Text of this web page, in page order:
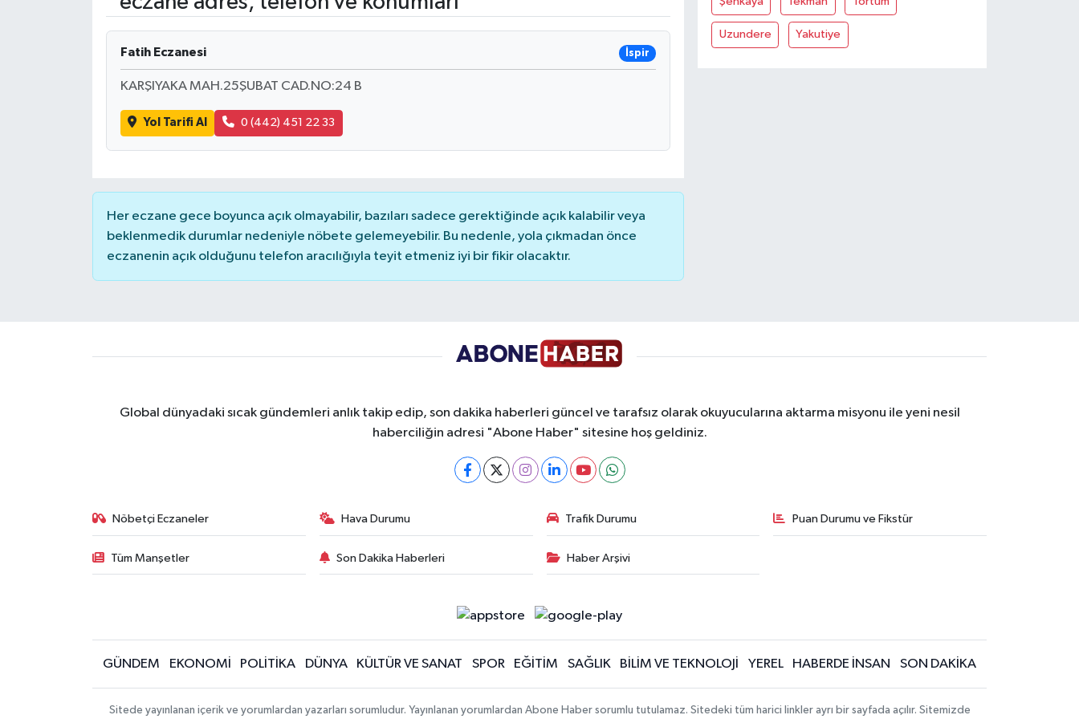
Fatih Eczanesi İspir
KARŞIYAKA MAH.25ŞUBAT CAD.NO:24 B
Yol Tarifi Al 0 (442) 451 22 33
Her eczane gece boyunca açık olmayabilir, bazıları sadece gerektiğinde açık kalabilir veya
beklenmedik durumlar nedeniyle nöbete gelemeyebilir. Bu nedenle, yola çıkmadan önce
eczanenin açık olduğunu telefon aracılığıyla teyit etmeniz iyi bir fikir olacaktır.
Uzundere Yakutiye
Global dünyadaki sıcak gündemleri anlık takip edip, son dakika haberleri güncel ve tarafsız olarak okuyucularına aktarma misyonu ile yeni nesil
haberciliğin adresi "Abone Haber" sitesine hoş geldiniz.
Nöbetçi Eczaneler Hava Durumu Trafik Durumu Puan Durumu ve Fikstür
Tüm Manşetler Son Dakika Haberleri Haber Arşivi
GÜNDEM EKONOMİ POLİTİKA DÜNYA KÜLTÜR VE SANAT SPOR EĞİTİM SAĞLIK BİLİM VE TEKNOLOJİ YEREL HABERDE İNSAN SON DAKİKA
Sitede yayınlanan içerik ve yorumlardan yazarları sorumludur. Yayınlanan yorumlardan Abone Haber sorumlu tutulamaz. Sitedeki tüm harici linkler ayrı bir sayfada açılır. Sitemizde
Haberde İnsan
Kültür Sanat
Politika
Son Dakika